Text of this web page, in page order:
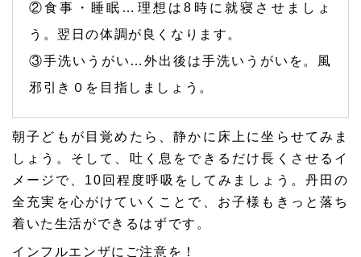
②食事・睡眠…理想は8時に就寝させましょ
う。翌日の体調が良くなります。
③手洗いうがい…外出後は手洗いうがいを。風
邪引き０を目指しましょう。
朝子どもが目覚めたら、静かに床上に坐らせてみま
しょう。そして、吐く息をできるだけ長くさせるイ
メージで、10回程度呼吸をしてみましょう。丹田の
全充実を心がけていくことで、お子様もきっと落ち
着いた生活ができるはずです。
インフルエンザにご注意を！